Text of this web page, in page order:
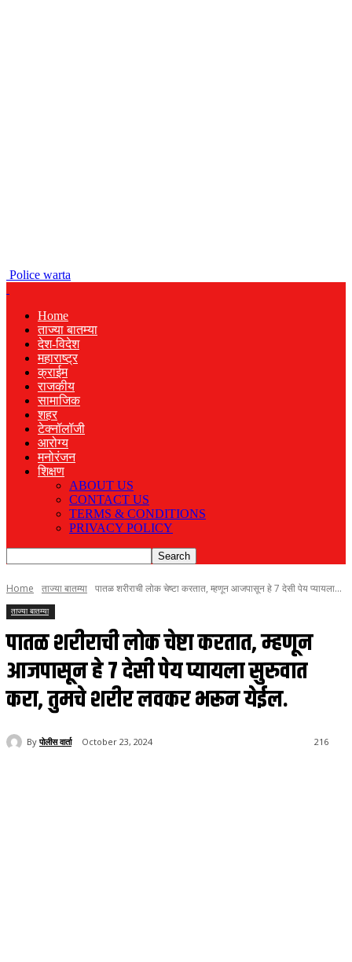
Police warta
Home
ताज्या बातम्या
देश-विदेश
महाराष्ट्र
क्राईम
राजकीय
सामाजिक
शहर
टेक्नॉलॉजी
आरोग्य
मनोरंजन
शिक्षण
ABOUT US
CONTACT US
TERMS & CONDITIONS
PRIVACY POLICY
Home ताज्या बातम्या पातळ शरीराची लोक चेष्टा करतात, म्हणून आजपासून हे 7 देसी पेय प्यायला...
ताज्या बातम्या
पातळ शरीराची लोक चेष्टा करतात, म्हणून
आजपासून हे 7 देसी पेय प्यायला सुरुवात
करा, तुमचे शरीर लवकर भरून येईल.
By पोलीस वार्ता October 23, 2024 216